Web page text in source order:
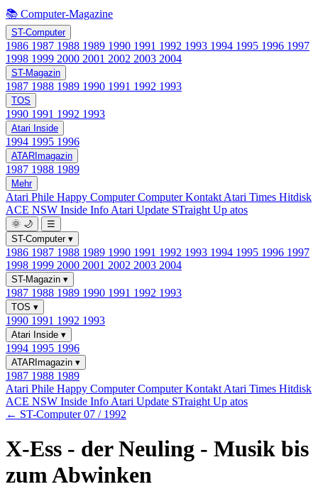
📚 Computer-Magazine
ST-Computer
1986 1987 1988 1989 1990 1991 1992 1993 1994 1995 1996 1997
1998 1999 2000 2001 2002 2003 2004
ST-Magazin
1987 1988 1989 1990 1991 1992 1993
TOS
1990 1991 1992 1993
Atari Inside
1994 1995 1996
ATARImagazin
1987 1988 1989
Mehr
Atari Phile Happy ComputerComputer Kontakt Atari Times Hitdisk
ACE NSW Inside Info Atari Update STraight Up atos
🌞 🌙
☰
ST-Computer ▾
1986 1987 1988 1989 1990 1991 1992 1993 1994 1995 1996 1997
1998 1999 2000 2001 2002 2003 2004
ST-Magazin ▾
1987 1988 1989 1990 1991 1992 1993
TOS ▾
1990 1991 1992 1993
Atari Inside ▾
1994 1995 1996
ATARImagazin ▾
1987 1988 1989
Atari Phile Happy ComputerComputer Kontakt Atari Times Hitdisk
ACE NSW Inside Info Atari Update STraight Up atos
← ST-Computer 07 / 1992
X-Ess - der Neuling - Musik bis
zum Abwinken